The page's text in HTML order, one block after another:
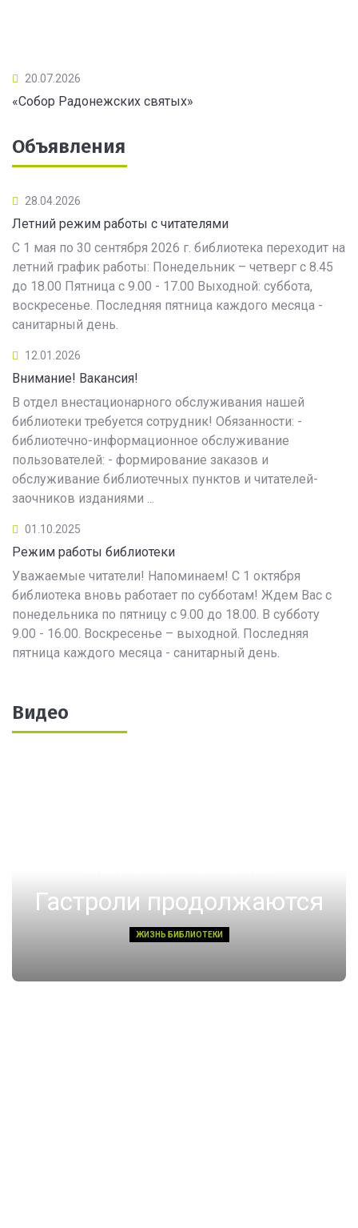
20.07.2026
«Собор Радонежских святых»
Объявления
28.04.2026
Летний режим работы с читателями
С 1 мая по 30 сентября 2026 г. библиотека переходит на
летний график работы: Понедельник – четверг с 8.45
до 18.00 Пятница с 9.00 - 17.00 Выходной: суббота,
воскресенье. Последняя пятница каждого месяца -
санитарный день.
12.01.2026
Внимание! Вакансия!
В отдел внестационарного обслуживания нашей
библиотеки требуется сотрудник! Обязанности: -
библиотечно-информационное обслуживание
пользователей: - формирование заказов и
обслуживание библиотечных пунктов и читателей-
заочников изданиями ...
01.10.2025
Режим работы библиотеки
Уважаемые читатели! Напоминаем! С 1 октября
библиотека вновь работает по субботам! Ждем Вас с
понедельника по пятницу с 9.00 до 18.00. В субботу
9.00 - 16.00. Воскресенье – выходной. Последняя
пятница каждого месяца - санитарный день.
Видео
Гастроли продолжаются
ЖИЗНЬ БИБЛИОТЕКИ